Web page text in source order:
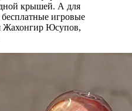
крышей. А для
бесплатные игровые
Жахонгир Юсупов,